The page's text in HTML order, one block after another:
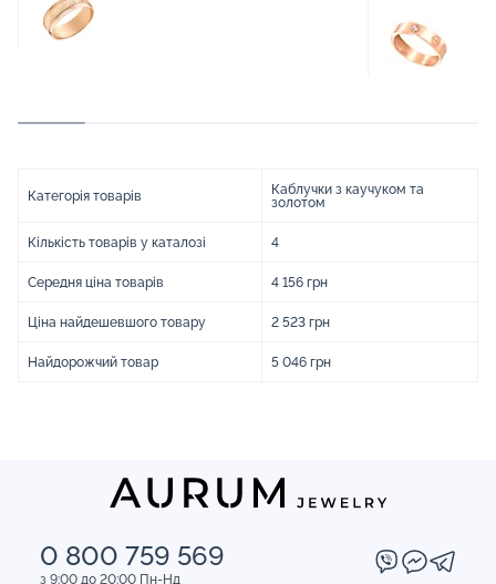
Категорія товарів
Каблучки з каучуком та
золотом
Кількість товарів у каталозі 4
Середня ціна товарів 4 156 грн
Ціна найдешевшого товару 2 523 грн
Найдорожчий товар 5 046 грн
0 800 759 569
з 9:00 до 20:00 Пн-Нд